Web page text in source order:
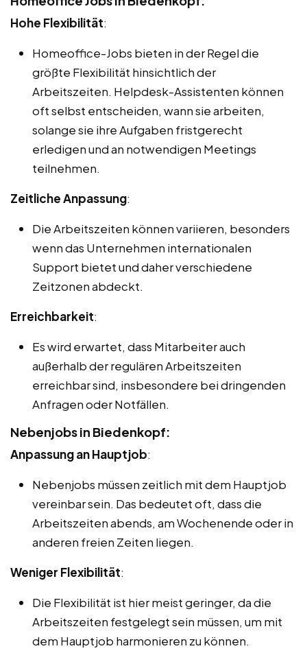
Hohe Flexibilität:
Homeoffice-Jobs bieten in der Regel die
größte Flexibilität hinsichtlich der
Arbeitszeiten. Helpdesk-Assistenten können
oft selbst entscheiden, wann sie arbeiten,
solange sie ihre Aufgaben fristgerecht
erledigen und an notwendigen Meetings
teilnehmen.
Zeitliche Anpassung:
Die Arbeitszeiten können variieren, besonders
wenn das Unternehmen internationalen
Support bietet und daher verschiedene
Zeitzonen abdeckt.
Erreichbarkeit:
Es wird erwartet, dass Mitarbeiter auch
außerhalb der regulären Arbeitszeiten
erreichbar sind, insbesondere bei dringenden
Anfragen oder Notfällen.
Nebenjobs in Biedenkopf:
Anpassung an Hauptjob:
Nebenjobs müssen zeitlich mit dem Hauptjob
vereinbar sein. Das bedeutet oft, dass die
Arbeitszeiten abends, am Wochenende oder in
anderen freien Zeiten liegen.
Weniger Flexibilität:
Die Flexibilität ist hier meist geringer, da die
Arbeitszeiten festgelegt sein müssen, um mit
dem Hauptjob harmonieren zu können.